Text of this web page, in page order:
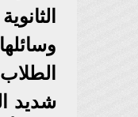
شديد